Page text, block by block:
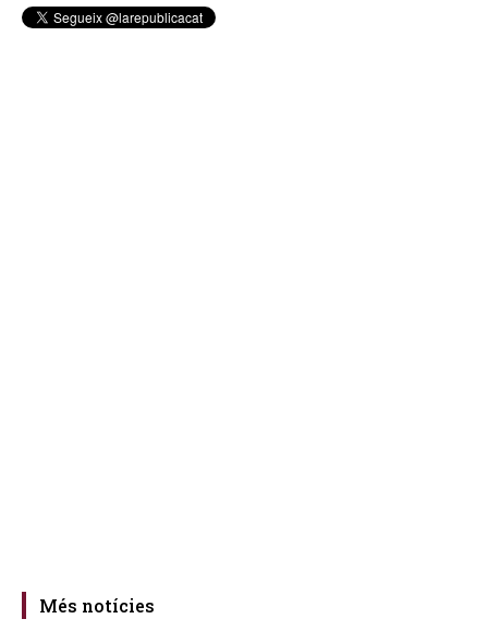
Més notícies